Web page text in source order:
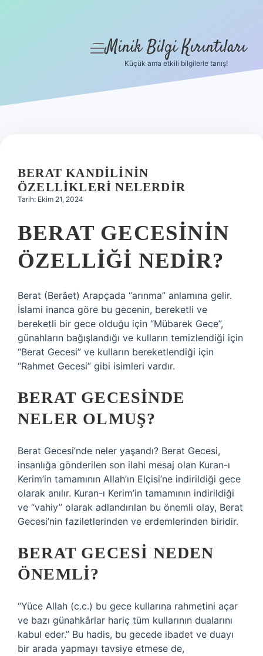
Hakkımızda
menüyü
Minik Bilgi Kırıntıları
Küçük ama etkili bilgilerle tanış!
BERAT KANDILININ
ÖZELLIKLERI NELERDIR
Tarih: Ekim 21, 2024
BERAT GECESININ
ÖZELLIĞI NEDIR?
Berat (Berâet) Arapçada “arınma” anlamına gelir.
İslami inanca göre bu gecenin, bereketli ve
bereketli bir gece olduğu için “Mübarek Gece”,
günahların bağışlandığı ve kulların temizlendiği için
“Berat Gecesi” ve kulların bereketlendiği için
“Rahmet Gecesi” gibi isimleri vardır.
BERAT GECESINDE
NELER OLMUŞ?
Berat Gecesi’nde neler yaşandı? Berat Gecesi,
insanlığa gönderilen son ilahi mesaj olan Kuran-ı
Kerim’in tamamının Allah’ın Elçisi’ne indirildiği gece
olarak anılır. Kuran-ı Kerim’in tamamının indirildiği
ve “vahiy” olarak adlandırılan bu önemli olay, Berat
Gecesi’nin faziletlerinden ve erdemlerinden biridir.
BERAT GECESI NEDEN
ÖNEMLI?
“Yüce Allah (c.c.) bu gece kullarına rahmetini açar
ve bazı günahkârlar hariç tüm kullarının dualarını
kabul eder.” Bu hadis, bu gecede ibadet ve duayı
bir arada yapmayı tavsiye etmese de,